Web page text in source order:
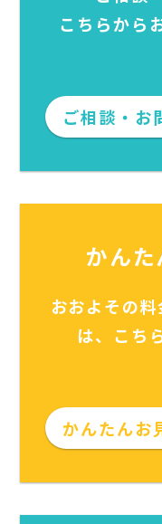
こちらから
ご相談・お
かん
おおよその
は、こち
かんたんお